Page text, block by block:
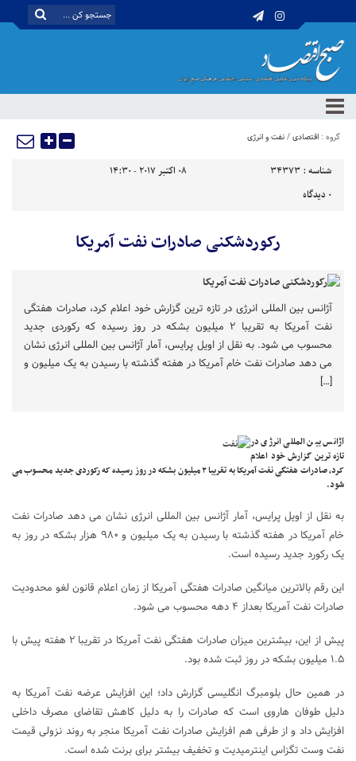
گروه : اقتصادی/نفت و انرژی
شناسه : 34373
08 اکتبر 2017 - 14:30
0 دیدگاه
رکوردشکنی صادرات نفت آمریکا
آژانس بین المللی انرژی در تازه ترین گزارش خود اعلام کرد، صادرات هفتگی
نفت آمریکا به تقریبا ۲ میلیون بشکه در روز رسیده که رکوردی جدید
محسوب می شود. به نقل از اویل پرایس، آمار آژانس بین المللی انرژی نشان
می دهد صادرات نفت خام آمریکا در هفته گذشته با رسیدن به یک میلیون و
[…]
آژانس بین المللی انرژی در
تازه ترین گزارش خود اعلام
کرد، صادرات هفتگی نفت آمریکا به تقریبا ۲ میلیون بشکه در روز رسیده که رکوردی جدید محسوب می
شود.
به نقل از اویل پرایس، آمار آژانس بین المللی انرژی نشان می دهد صادرات نفت
خام آمریکا در هفته گذشته با رسیدن به یک میلیون و ۹۸۰ هزار بشکه در روز به
یک رکورد جدید رسیده است.
این رقم بالاترین میانگین صادرات هفتگی آمریکا از زمان اعلام قانون لغو محدودیت
صادرات نفت آمریکا بعداز ۴ دهه محسوب می شود.
پیش از این، بیشترین میزان صادرات هفتگی نفت آمریکا در تقریبا ۲ هفته پیش با
۱.۵ میلیون بشکه در روز ثبت شده بود.
در همین حال بلومبرگ انگلیسی گزارش داد؛ این افزایش عرضه نفت آمریکا به
دلیل طوفان هاروی است که صادرات را به دلیل کاهش تقاضای مصرف داخلی
افزایش داد و از طرفی هم افزایش صادرات نفت آمریکا منجر به روند نزولی قیمت
نفت وست تگزاس اینترمیدیت‌ و تخفیف بیشتر برای برنت شده است.